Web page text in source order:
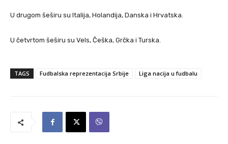
U drugom šeširu su Italija, Holandija, Danska i Hrvatska.
U četvrtom šeširu su Vels, Češka, Grčka i Turska.
TAGS Fudbalska reprezentacija Srbije Liga nacija u fudbalu